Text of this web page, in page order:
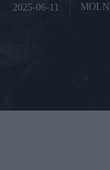
2025-06-11